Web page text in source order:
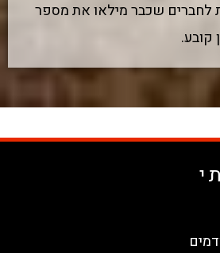
לחברים שכבר מילאו את מספר
קובע.